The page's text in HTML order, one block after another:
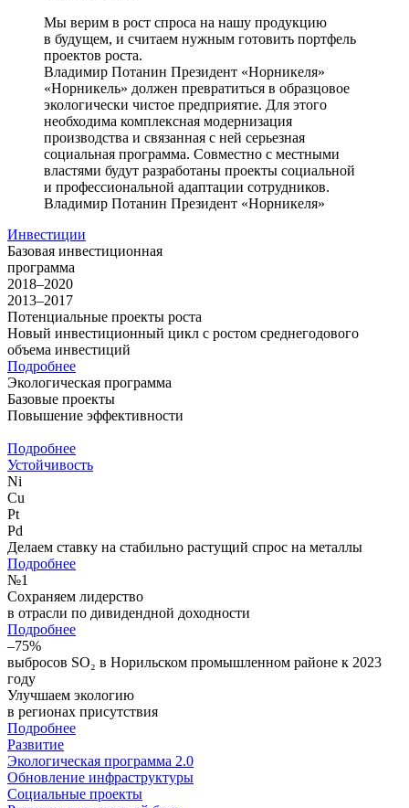
Мы верим в рост спроса на нашу продукцию
в будущем, и считаем нужным готовить портфель
проектов роста.
Владимир Потанин Президент «Норникеля»
«Норникель» должен превратиться в образцовое
экологически чистое предприятие. Для этого
необходима комплексная модернизация
производства и связанная с ней серьезная
социальная программа. Совместно с местными
властями будут разработаны проекты социальной
и профессиональной адаптации сотрудников.
Владимир Потанин Президент «Норникеля»
Инвестиции
Базовая инвестиционная
программа
2018–2020
2013–2017
Потенциальные проекты роста
Новый инвестиционный цикл с ростом среднегодового
объема инвестиций
Подробнее
Экологическая программа
Базовые проекты
Повышение эффективности
Подробнее
Устойчивость
Ni
Cu
Pt
Pd
Делаем ставку на стабильно растущий спрос на металлы
Подробнее
№1
Сохраняем лидерство
в отрасли по дивидендной доходности
Подробнее
–75%
выбросов SO₂ в Норильском промышленном районе к 2023
году
Улучшаем экологию
в регионах присутствия
Подробнее
Развитие
Экологическая программа 2.0
Обновление инфраструктуры
Социальные проекты